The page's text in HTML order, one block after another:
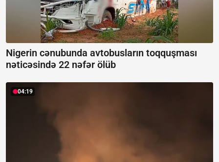
Nigerin cənubunda avtobusların toqquşması
nəticəsində 22 nəfər ölüb
04:19